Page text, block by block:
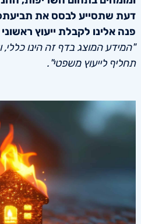
דעת שתסייע לבסס את
פנה אלינו לקבלת ייעוץ
"המידע המוצג בדף זה הינו כללי,
תחליף לייעוץ משפטי".